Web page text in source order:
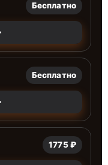
Бесплатно
Бесплатно
1775 ₽